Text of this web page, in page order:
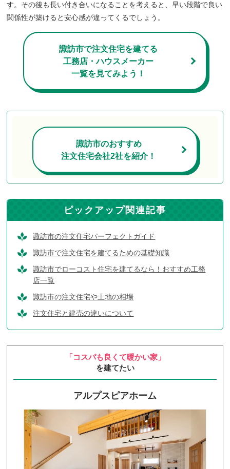
す。その後も長い付き合いになることを考えると、早い段階で良い
関係性が築けると安心感が違ってくるでしょう。
諏訪市で注文住宅を建てる
工務店・ハウスメーカー
一覧を見てみよう！
諏訪市のおすすめ
注文住宅会社2社を紹介！
ピックアップ関連記事
諏訪市の注文住宅パーフェクトガイド
諏訪市で注文住宅を建てるための基礎知識
諏訪市でローコスト住宅を建てるなら！ おすすめ工務
店一覧
諏訪市の注文住宅や土地の相場
注文住宅と建売の違いについて
「コスパも良くて暖かい家」
を建てたい
アルプスピアホーム